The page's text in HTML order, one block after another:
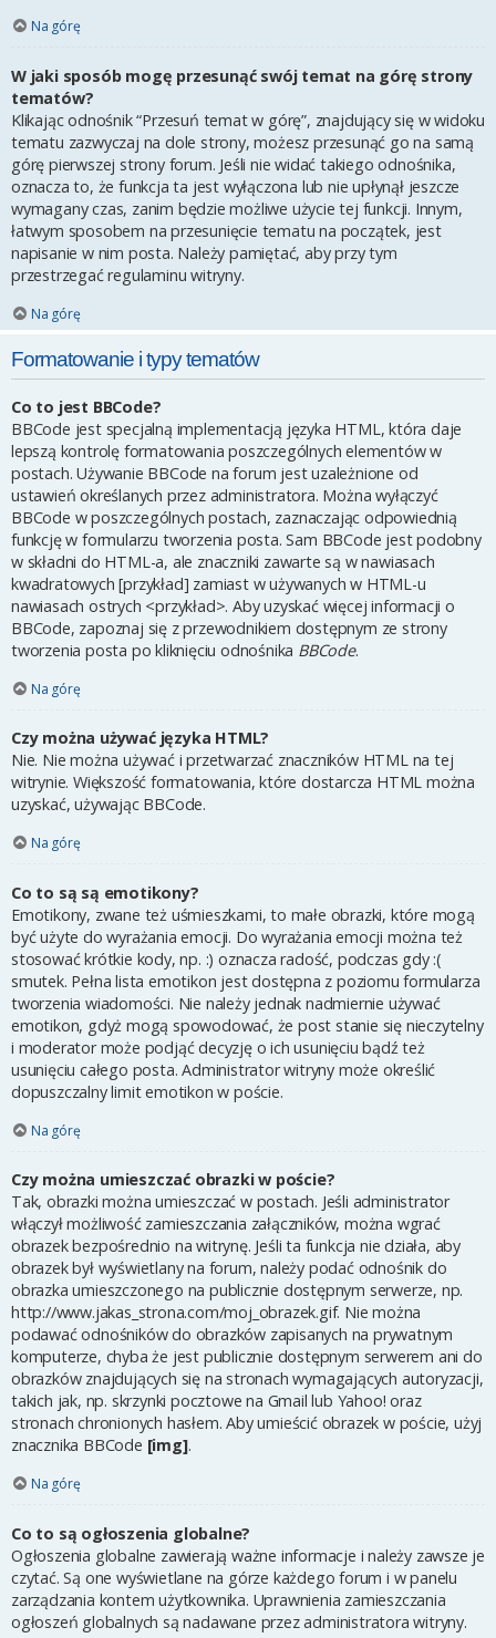
Na górę
W jaki sposób mogę przesunąć swój temat na górę strony
tematów?
Klikając odnośnik “Przesuń temat w górę”, znajdujący się w widoku
tematu zazwyczaj na dole strony, możesz przesunąć go na samą
górę pierwszej strony forum. Jeśli nie widać takiego odnośnika,
oznacza to, że funkcja ta jest wyłączona lub nie upłynął jeszcze
wymagany czas, zanim będzie możliwe użycie tej funkcji. Innym,
łatwym sposobem na przesunięcie tematu na początek, jest
napisanie w nim posta. Należy pamiętać, aby przy tym
przestrzegać regulaminu witryny.
Na górę
Formatowanie i typy tematów
Co to jest BBCode?
BBCode jest specjalną implementacją języka HTML, która daje
lepszą kontrolę formatowania poszczególnych elementów w
postach. Używanie BBCode na forum jest uzależnione od
ustawień określanych przez administratora. Można wyłączyć
BBCode w poszczególnych postach, zaznaczając odpowiednią
funkcję w formularzu tworzenia posta. Sam BBCode jest podobny
w składni do HTML-a, ale znaczniki zawarte są w nawiasach
kwadratowych [przykład] zamiast w używanych w HTML-u
nawiasach ostrych <przykład>. Aby uzyskać więcej informacji o
BBCode, zapoznaj się z przewodnikiem dostępnym ze strony
tworzenia posta po kliknięciu odnośnika BBCode.
Na górę
Czy można używać języka HTML?
Nie. Nie można używać i przetwarzać znaczników HTML na tej
witrynie. Większość formatowania, które dostarcza HTML można
uzyskać, używając BBCode.
Na górę
Co to są są emotikony?
Emotikony, zwane też uśmieszkami, to małe obrazki, które mogą
być użyte do wyrażania emocji. Do wyrażania emocji można też
stosować krótkie kody, np. :) oznacza radość, podczas gdy :(
smutek. Pełna lista emotikon jest dostępna z poziomu formularza
tworzenia wiadomości. Nie należy jednak nadmiernie używać
emotikon, gdyż mogą spowodować, że post stanie się nieczytelny
i moderator może podjąć decyzję o ich usunięciu bądź też
usunięciu całego posta. Administrator witryny może określić
dopuszczalny limit emotikon w poście.
Na górę
Czy można umieszczać obrazki w poście?
Tak, obrazki można umieszczać w postach. Jeśli administrator
włączył możliwość zamieszczania załączników, można wgrać
obrazek bezpośrednio na witrynę. Jeśli ta funkcja nie działa, aby
obrazek był wyświetlany na forum, należy podać odnośnik do
obrazka umieszczonego na publicznie dostępnym serwerze, np.
http://www.jakas_strona.com/moj_obrazek.gif. Nie można
podawać odnośników do obrazków zapisanych na prywatnym
komputerze, chyba że jest publicznie dostępnym serwerem ani do
obrazków znajdujących się na stronach wymagających autoryzacji,
takich jak, np. skrzynki pocztowe na Gmail lub Yahoo! oraz
stronach chronionych hasłem. Aby umieścić obrazek w poście, użyj
znacznika BBCode [img].
Na górę
Co to są ogłoszenia globalne?
Ogłoszenia globalne zawierają ważne informacje i należy zawsze je
czytać. Są one wyświetlane na górze każdego forum i w panelu
zarządzania kontem użytkownika. Uprawnienia zamieszczania
ogłoszeń globalnych są nadawane przez administratora witryny.